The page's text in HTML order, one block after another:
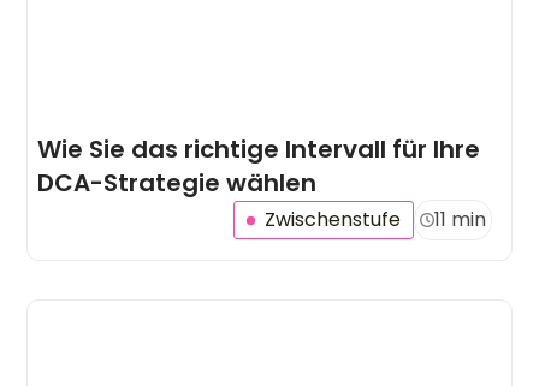
Wie Sie das richtige Intervall für Ihre
DCA-Strategie wählen
Zwischenstufe 11 min